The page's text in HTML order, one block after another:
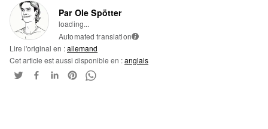
Par Ole Spötter
loading...
Automated translation i
Lire l'original en :allemand
Cet article est aussi disponible en :anglais